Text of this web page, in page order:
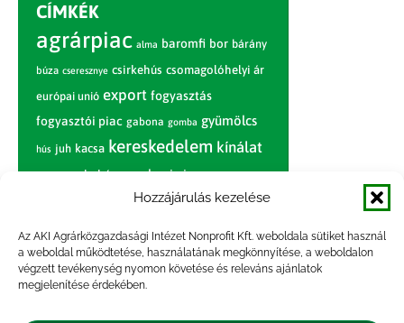
Hozzájárulás kezelése
Az AKI Agrárközgazdasági Intézet Nonprofit Kft. weboldala sütiket használ
a weboldal működtetése, használatának megkönnyítése, a weboldalon
végzett tevékenység nyomon követése és releváns ajánlatok
megjelenítése érdekében.
CÍMKÉK
agrárpiac alma baromfi bor bárány
búza cseresznye csirkehús csomagolóhelyi ár
európai unió export fogyasztás
fogyasztói piac gabona gomba gyümölcs
hús juh kacsa kereskedelem kínálat
körte marhahús nagybani piac narancs
nemzetközi árinformációk
paradicsom piac piaci jelentés
pulyka pulykahús sertés sertéshús
szarvasmarha termelés
termelői